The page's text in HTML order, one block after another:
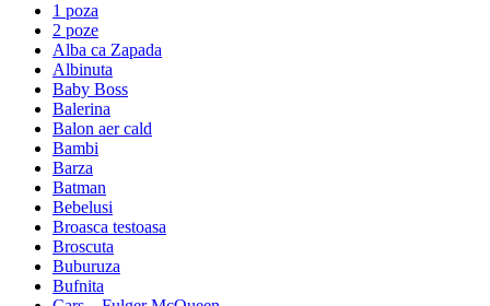
1 poza
2 poze
Alba ca Zapada
Albinuta
Baby Boss
Balerina
Balon aer cald
Bambi
Barza
Batman
Bebelusi
Broasca testoasa
Broscuta
Buburuza
Bufnita